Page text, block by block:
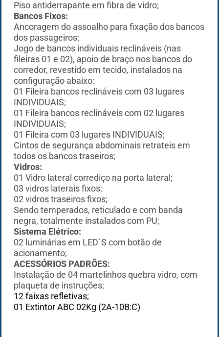
Piso antiderrapante em fibra de vidro;
Bancos Fixos:
Ancoragem do assoalho para fixação dos bancos
dos passageiros;
Jogo de bancos individuais reclináveis (nas
fileiras 01 e 02), apoio de braço nos bancos do
corredor, revestido em tecido, instalados na
configuração abaixo:
01 Fileira bancos reclináveis com 03 lugares
INDIVIDUAIS;
01 Fileira bancos reclináveis com 02 lugares
INDIVIDUAIS;
01 Fileira com 03 lugares INDIVIDUAIS;
Cintos de segurança abdominais retrateis em
todos os bancos traseiros;
Vidros:
01 Vidro lateral corrediço na porta lateral;
03 vidros laterais fixos;
02 vidros traseiros fixos;
Sendo temperados, reticulado e com banda
negra, totalmente instalados com PU;
Sistema Elétrico:
02 luminárias em LED´S com botão de
acionamento;
ACESSÓRIOS PADRÕES:
Instalação de 04 martelinhos quebra vidro, com
plaqueta de instruções;
12 faixas refletivas;
01 Extintor ABC 02Kg (2A-10B:C)